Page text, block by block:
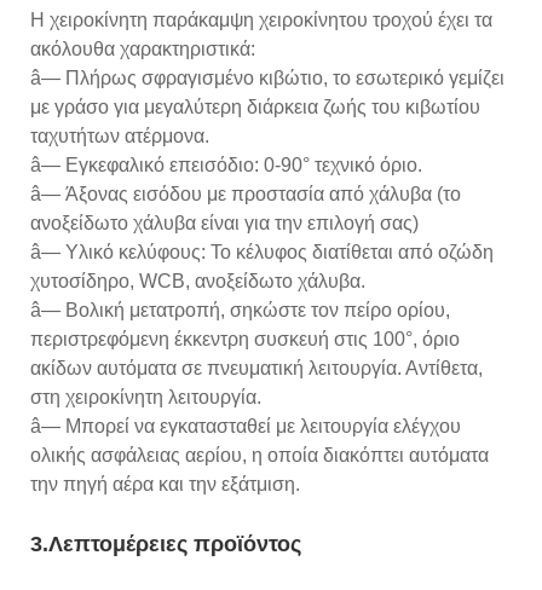
Η χειροκίνητη παράκαμψη χειροκίνητου τροχού έχει τα
ακόλουθα χαρακτηριστικά:
â— Πλήρως σφραγισμένο κιβώτιο, το εσωτερικό γεμίζει
με γράσο για μεγαλύτερη διάρκεια ζωής του κιβωτίου
ταχυτήτων ατέρμονα.
â— Εγκεφαλικό επεισόδιο: 0-90° τεχνικό όριο.
â— Άξονας εισόδου με προστασία από χάλυβα (το
ανοξείδωτο χάλυβα είναι για την επιλογή σας)
â— Υλικό κελύφους: Το κέλυφος διατίθεται από οζώδη
χυτοσίδηρο, WCB, ανοξείδωτο χάλυβα.
â— Βολική μετατροπή, σηκώστε τον πείρο ορίου,
περιστρεφόμενη έκκεντρη συσκευή στις 100°, όριο
ακίδων αυτόματα σε πνευματική λειτουργία. Αντίθετα,
στη χειροκίνητη λειτουργία.
â— Μπορεί να εγκατασταθεί με λειτουργία ελέγχου
ολικής ασφάλειας αερίου, η οποία διακόπτει αυτόματα
την πηγή αέρα και την εξάτμιση.
3.Λεπτομέρειες προϊόντος